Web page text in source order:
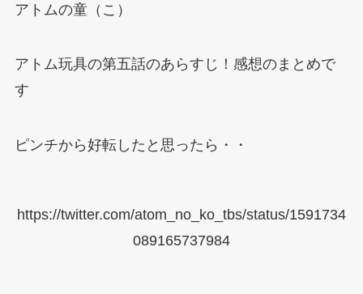
アトムの童（こ）
アトム玩具の第五話のあらすじ！感想のまとめで
す
ピンチから好転したと思ったら・・
https://twitter.com/atom_no_ko_tbs/status/1591734
089165737984